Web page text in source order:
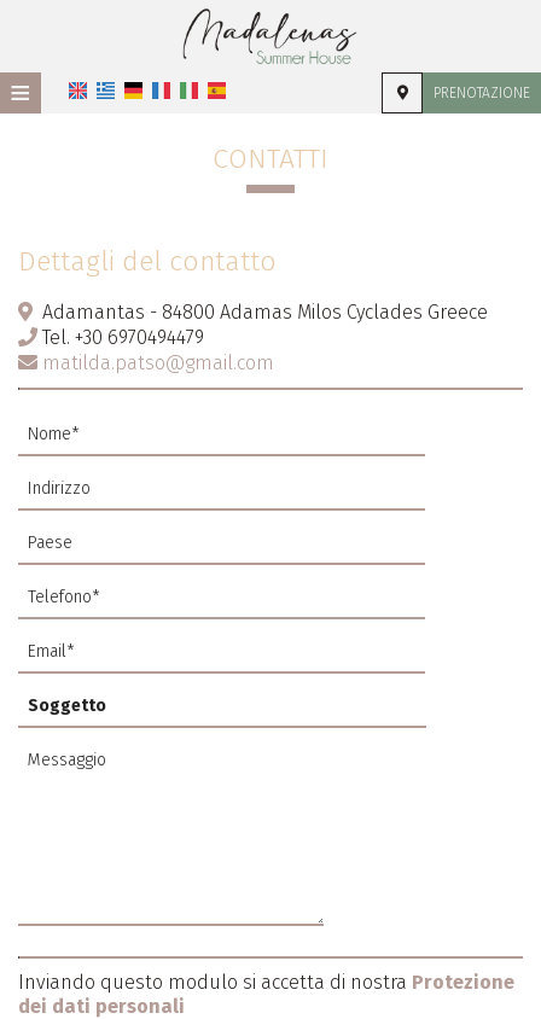
≡ PRENOTAZIONE
POSIZIONE
GALLERIA FOTOGRAFICA
RICHIESTA
CONTATTI
Dettagli del contatto
Adamantas - 84800 Adamas Milos Cyclades Greece
Tel. +30 6970494479
matilda.patso@gmail.com
Inviando questo modulo si accetta di nostra Protezione
dei dati personali